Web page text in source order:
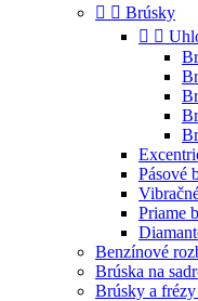
  Brúsky
 
Pásové
Priame
Benzínové
Brúska na
Brúsky a frézy